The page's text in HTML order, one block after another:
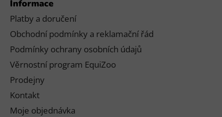
Informace
Platby a doručení
Obchodní podmínky a reklamační řád
Podmínky ochrany osobních údajů
Věrnostní program EquiZoo
Prodejny
Kontakt
Moje objednávka